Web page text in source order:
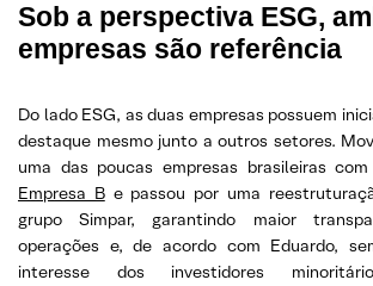
Sob a perspectiva ESG,
empresas são referência
Do lado ESG, as duas empresas possuem
destaque mesmo junto a outros setores.
uma das poucas empresas brasileiras
Empresa Be passou por uma
grupo Simpar, garantindo maior
operações e, de acordo com Eduardo,
interesse dos investidores